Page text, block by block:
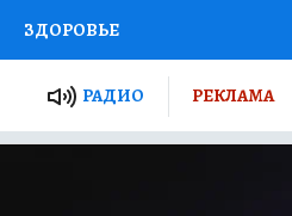
ЗДОРОВЬЕ
РОССИИ
ПУТЕВОДИТЕЛЬ
РАДИО РЕКЛАМА